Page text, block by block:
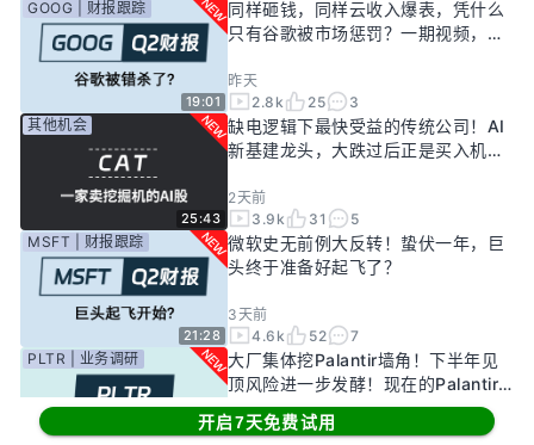
19:01
GOOG | 财报跟踪
同样砸钱，同样云收入爆表，凭什么
只有谷歌被市场惩罚？一期视频，告
昨天
2.8k
25 3
25:43
其他机会
缺电逻辑下最快受益的传统公司！AI
新基建龙头，大跌过后正是买入机
2天前
3.9k
31 5
21:28
MSFT | 财报跟踪
微软史无前例大反转！蛰伏一年，巨
头终于准备好起飞了？
3天前
4.6k
52 7
PLTR | 业务调研
大厂集体挖Palantir墙角！下半年见
顶风险进一步发酵！现在的Palantir
还要投资吗？
7天前
开启7天免费试用